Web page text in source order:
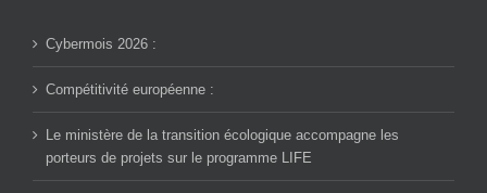
Cybermois 2026 :
Compétitivité européenne :
Le ministère de la transition écologique accompagne les
porteurs de projets sur le programme LIFE